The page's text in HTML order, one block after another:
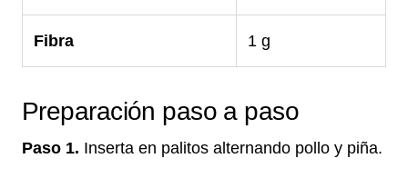
Fibra 1 g
Preparación paso a paso
Paso 1. Inserta en palitos alternando pollo y piña.